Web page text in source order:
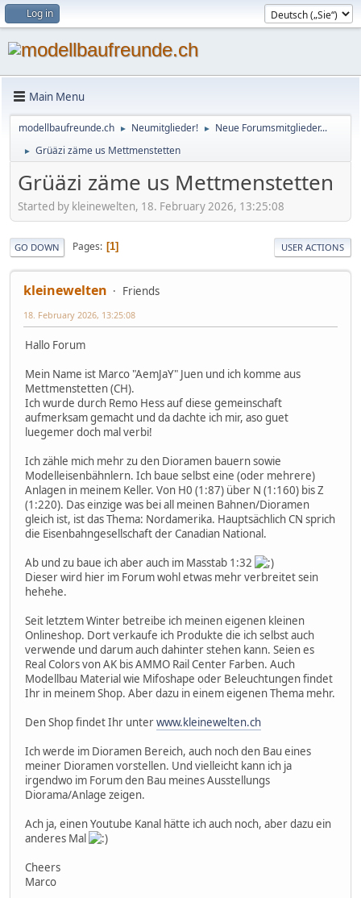
Log in
Main Menu
modellbaufreunde.ch ► Neumitglieder! ► Neue Forumsmitglieder...
► Grüäzi zäme us Mettmenstetten
Grüäzi zäme us Mettmenstetten
Started by kleinewelten, 18. February 2026, 13:25:08
GO DOWN Pages 1 USER ACTIONS
kleinewelten Friends
18. February 2026, 13:25:08
Hallo Forum
Mein Name ist Marco "AemJaY" Juen und ich komme aus
Mettmenstetten (CH).
Ich wurde durch Remo Hess auf diese gemeinschaft
aufmerksam gemacht und da dachte ich mir, aso guet
luegemer doch mal verbi!
Ich zähle mich mehr zu den Dioramen bauern sowie
Modelleisenbähnlern. Ich baue selbst eine (oder mehrere)
Anlagen in meinem Keller. Von H0 (1:87) über N (1:160) bis Z
(1:220). Das einzige was bei all meinen Bahnen/Dioramen
gleich ist, ist das Thema: Nordamerika. Hauptsächlich CN sprich
die Eisenbahngesellschaft der Canadian National.
Ab und zu baue ich aber auch im Masstab 1:32
Dieser wird hier im Forum wohl etwas mehr verbreitet sein
hehehe.
Seit letztem Winter betreibe ich meinen eigenen kleinen
Onlineshop. Dort verkaufe ich Produkte die ich selbst auch
verwende und darum auch dahinter stehen kann. Seien es
Real Colors von AK bis AMMO Rail Center Farben. Auch
Modellbau Material wie Mifoshape oder Beleuchtungen findet
Ihr in meinem Shop. Aber dazu in einem eigenen Thema mehr.
Den Shop findet Ihr unterwww.kleinewelten.ch
Ich werde im Dioramen Bereich, auch noch den Bau eines
meiner Dioramen vorstellen. Und vielleicht kann ich ja
irgendwo im Forum den Bau meines Ausstellungs
Diorama/Anlage zeigen.
Ach ja, einen Youtube Kanal hätte ich auch noch, aber dazu ein
anderes Mal
Cheers
Marco